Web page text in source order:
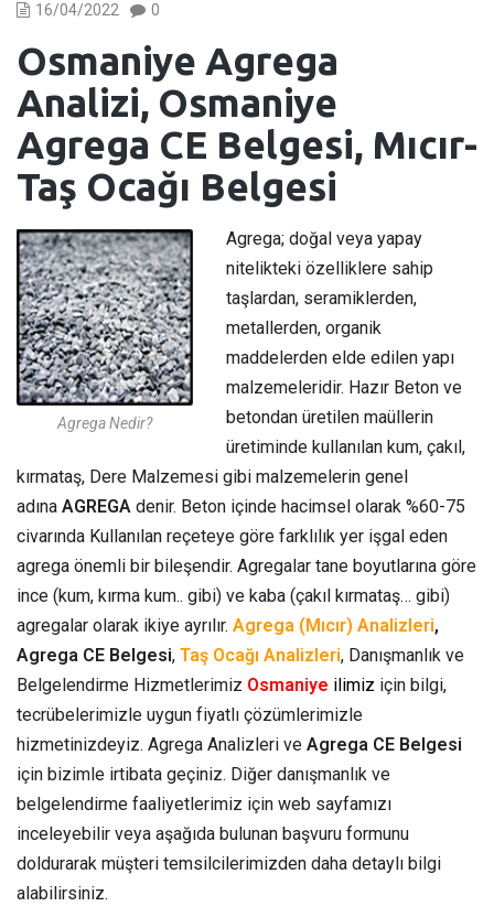
16/04/2022 0
Osmaniye Agrega
Analizi, Osmaniye
Agrega CE Belgesi, Mıcır-
Taş Ocağı Belgesi
Agrega Nedir?
Agrega; doğal veya yapay
nitelikteki özelliklere sahip
taşlardan, seramiklerden,
metallerden, organik
maddelerden elde edilen yapı
malzemeleridir. Hazır Beton ve
betondan üretilen maüllerin
üretiminde kullanılan kum, çakıl,
kırmataş, Dere Malzemesi gibi malzemelerin genel
adına AGREGA denir. Beton içinde hacimsel olarak %60-75
civarında Kullanılan reçeteye göre farklılık yer işgal eden
agrega önemli bir bileşendir. Agregalar tane boyutlarına göre
ince (kum, kırma kum.. gibi) ve kaba (çakıl kırmataş… gibi)
agregalar olarak ikiye ayrılır. Agrega (Mıcır) Analizleri,
Agrega CE Belgesi, Taş Ocağı Analizleri, Danışmanlık ve
Belgelendirme Hizmetlerimiz Osmaniye ilimiz için bilgi,
tecrübelerimizle uygun fiyatlı çözümlerimizle
hizmetinizdeyiz. Agrega Analizleri ve Agrega CE Belgesi
için bizimle irtibata geçiniz. Diğer danışmanlık ve
belgelendirme faaliyetlerimiz için web sayfamızı
inceleyebilir veya aşağıda bulunan başvuru formunu
doldurarak müşteri temsilcilerimizden daha detaylı bilgi
alabilirsiniz.